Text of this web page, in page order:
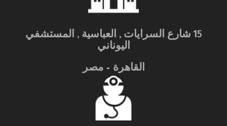
15 شارع السرايات , العباسية , المستشفي
اليوناني
القاهرة – مصر